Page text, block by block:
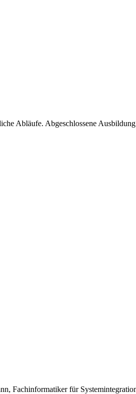
Abläufe. Abgeschlossene
Fachinformatiker für